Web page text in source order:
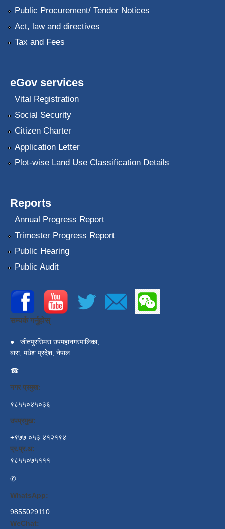
Public Procurement/ Tender Notices
Act, law and directives
Tax and Fees
eGov services
Vital Registration
Social Security
Citizen Charter
Application Letter
Plot-wise Land Use Classification Details
Reports
Annual Progress Report
Trimester Progress Report
Public Hearing
Public Audit
सम्पर्क गर्नुहोस्
●
जीतपुरसिमरा उपमहानगरपालिका,
बारा, मधेश प्रदेश, नेपाल
☎
नगर प्रमुख:
९८५५०४५०३६
उपप्रमुख:
+९७७ ०५३ ४१२१९४
प्र.प्र.अ:
९८५५०७५१११
✆
WhatsApp:
9855029110
WeChat: